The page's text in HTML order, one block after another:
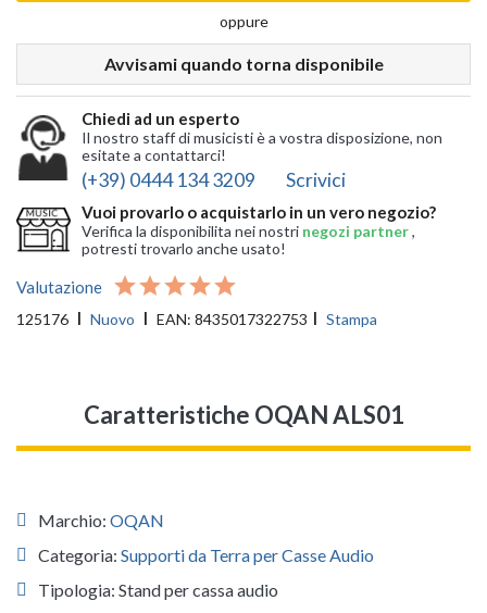
oppure
Avvisami quando torna disponibile
Chiedi ad un esperto
Il nostro staff di musicisti è a vostra disposizione, non
esitate a contattarci!
(+39) 0444 134 3209 Scrivici
Vuoi provarlo o acquistarlo in un vero negozio?
Verifica la disponibilita nei nostri negozi partner,
potresti trovarlo anche usato!
Valutazione
125176 Nuovo EAN: 8435017322753 Stampa
Caratteristiche OQAN ALS01
Marchio: OQAN
Categoria: Supporti da Terra per Casse Audio
Tipologia: Stand per cassa audio